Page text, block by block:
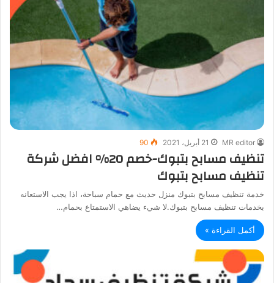
MR editor 21 أبريل، 2021 90
تنظيف مسابح بتبوك-خصم 20% افضل شركة
تنظيف مسابح بتبوك
خدمة تنظيف مسابح بتبوك منزل حديث مع حمام سباحة، اذا يجب الاستعانه
بخدمات تنظيف مسابح بتبوك.لا شيء يضاهي الاستمتاع بحمام…
أكمل القراءة »